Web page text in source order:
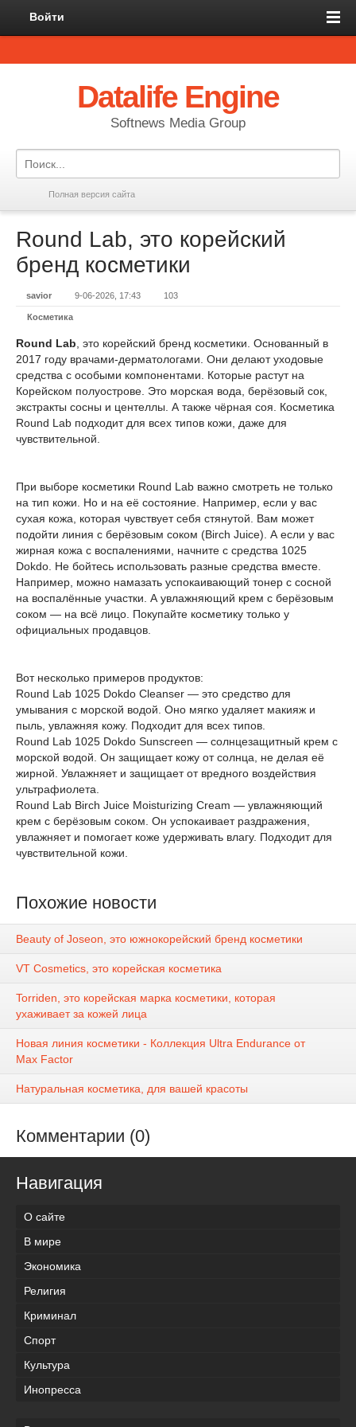
Войти
Datalife Engine
Softnews Media Group
Полная версия сайта
Round Lab, это корейский
бренд косметики
savior 9-06-2026, 17:43 103
Косметика
Round Lab , это корейский бренд косметики. Основанный в
2017 году врачами-дерматологами. Они делают уходовые
средства с особыми компонентами. Которые растут на
Корейском полуострове. Это морская вода, берёзовый сок,
экстракты сосны и центеллы. А также чёрная соя. Косметика
Round Lab подходит для всех типов кожи, даже для
чувствительной.
При выборе косметики Round Lab важно смотреть не только
на тип кожи. Но и на её состояние. Например, если у вас
сухая кожа, которая чувствует себя стянутой. Вам может
подойти линия с берёзовым соком (Birch Juice). А если у вас
жирная кожа с воспалениями, начните с средства 1025
Dokdo. Не бойтесь использовать разные средства вместе.
Например, можно намазать успокаивающий тонер с сосной
на воспалённые участки. А увлажняющий крем с берёзовым
соком — на всё лицо. Покупайте косметику только у
официальных продавцов.
Вот несколько примеров продуктов:
Round Lab 1025 Dokdo Cleanser — это средство для
умывания с морской водой. Оно мягко удаляет макияж и
пыль, увлажняя кожу. Подходит для всех типов.
Round Lab 1025 Dokdo Sunscreen — солнцезащитный крем с
морской водой. Он защищает кожу от солнца, не делая её
жирной. Увлажняет и защищает от вредного воздействия
ультрафиолета.
Round Lab Birch Juice Moisturizing Cream — увлажняющий
крем с берёзовым соком. Он успокаивает раздражения,
увлажняет и помогает коже удерживать влагу. Подходит для
чувствительной кожи.
Похожие новости
Beauty of Joseon, это южнокорейский бренд косметики
VT Cosmetics, это корейская косметика
Torriden, это корейская марка косметики, которая
ухаживает за кожей лица
Новая линия косметики - Коллекция Ultra Endurance от
Max Factor
Натуральная косметика, для вашей красоты
Комментарии (0)
Навигация
О сайте
В мире
Экономика
Религия
Криминал
Спорт
Культура
Инопресса